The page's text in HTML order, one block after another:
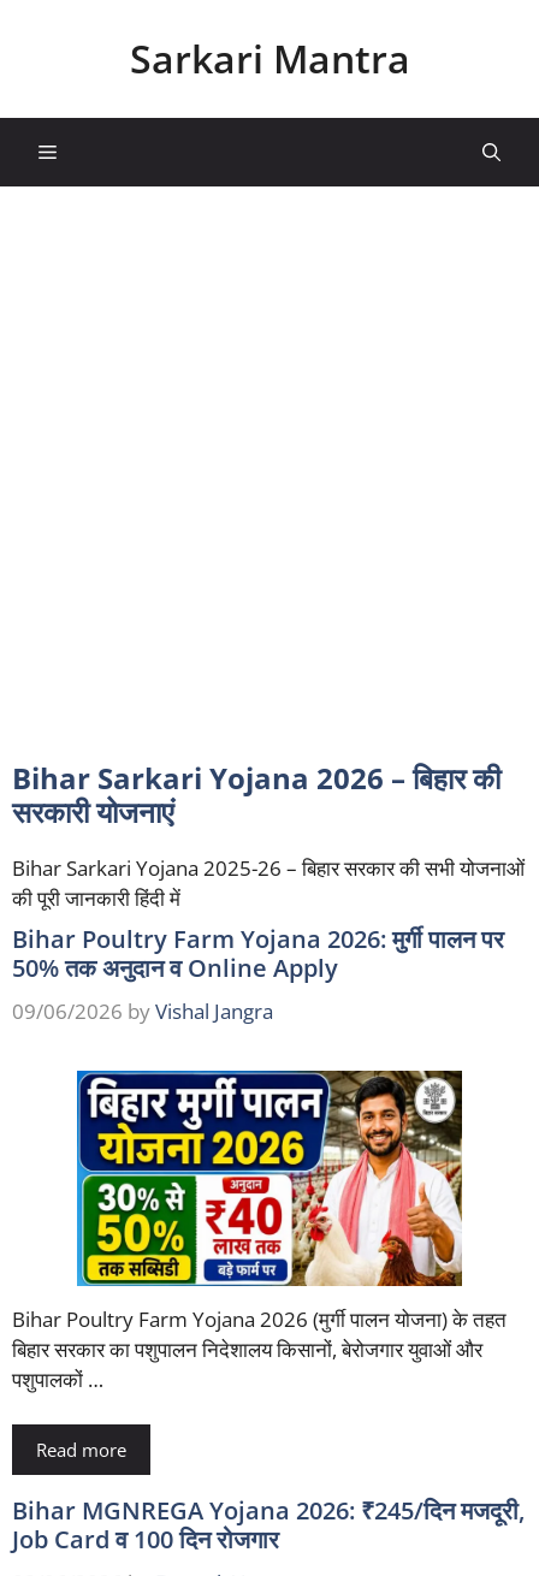
Sarkari Mantra
Menu
Bihar Sarkari Yojana 2026 – बिहार की
सरकारी योजनाएं
Bihar Sarkari Yojana 2025-26 – बिहार सरकार की सभी योजनाओं
की पूरी जानकारी हिंदी में
Bihar Poultry Farm Yojana 2026: मुर्गी पालन पर
50% तक अनुदान व Online Apply
09/06/2026 byVishal Jangra
Bihar Poultry Farm Yojana 2026 (मुर्गी पालन योजना) के तहत
बिहार सरकार का पशुपालन निदेशालय किसानों, बेरोजगार युवाओं और
पशुपालकों …
Read more
Bihar MGNREGA Yojana 2026: ₹245/दिन मजदूरी,
Job Card व 100 दिन रोजगार